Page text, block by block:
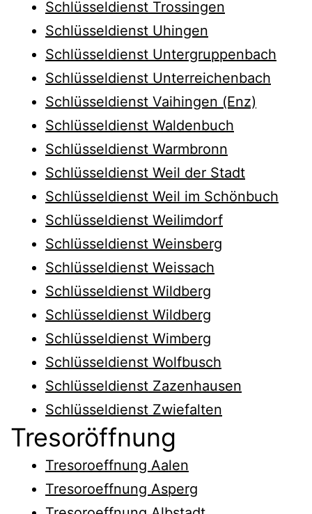
Schlüsseldienst Trossingen
Schlüsseldienst Uhingen
Schlüsseldienst Untergruppenbach
Schlüsseldienst Unterreichenbach
Schlüsseldienst Vaihingen (Enz)
Schlüsseldienst Waldenbuch
Schlüsseldienst Warmbronn
Schlüsseldienst Weil der Stadt
Schlüsseldienst Weil im Schönbuch
Schlüsseldienst Weilimdorf
Schlüsseldienst Weinsberg
Schlüsseldienst Weissach
Schlüsseldienst Wildberg
Schlüsseldienst Wildberg
Schlüsseldienst Wimberg
Schlüsseldienst Wolfbusch
Schlüsseldienst Zazenhausen
Schlüsseldienst Zwiefalten
Tresoröffnung
Tresoroeffnung Aalen
Tresoroeffnung Asperg